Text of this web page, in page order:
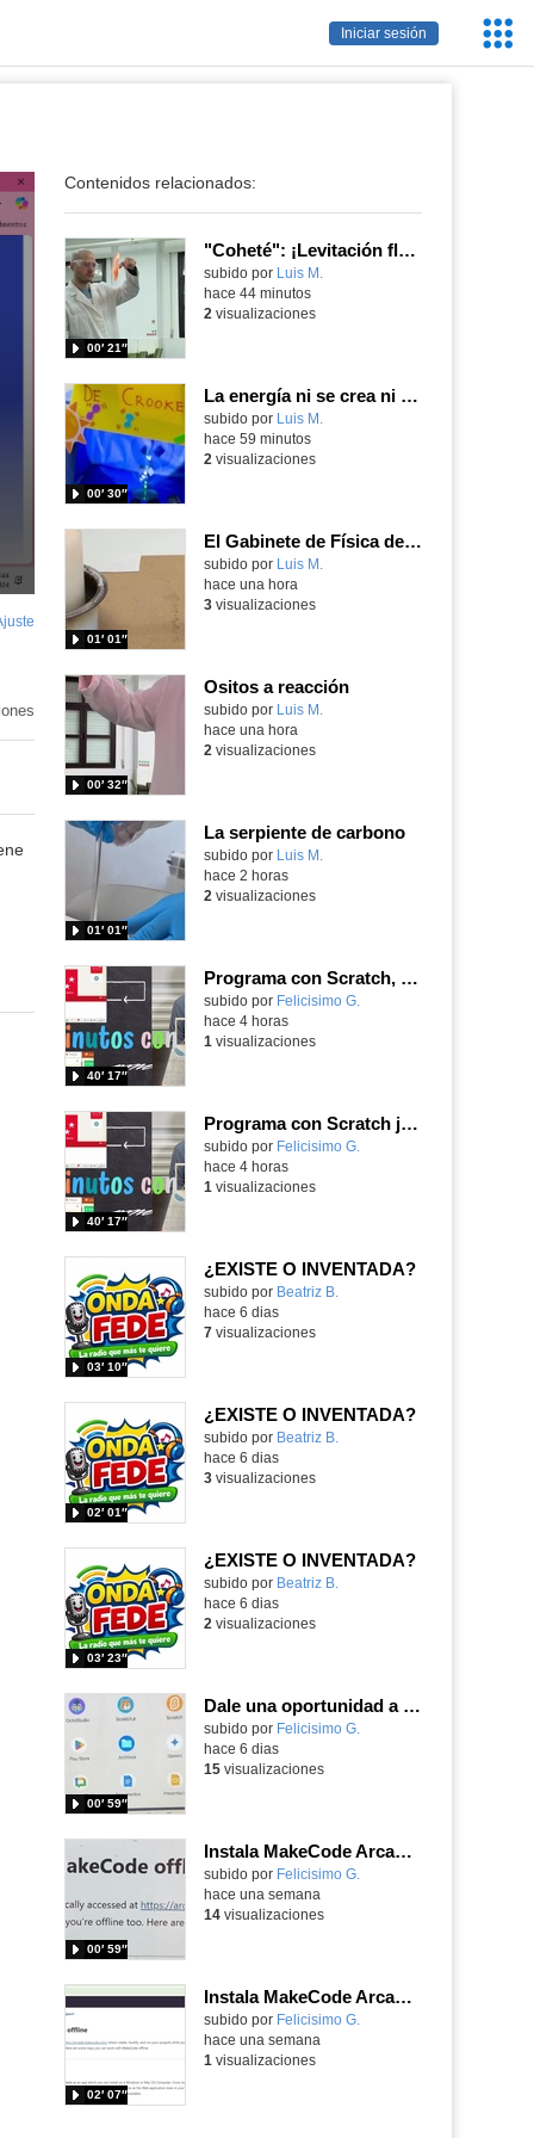
Iniciar sesión
pantalla
Contenidos relacionados:
"Coheté": ¡Levitación flamígera!
Contenido educativo.
subido por Luis M.
00′ 21″
hace 44 minutos
2 visualizaciones
La energía ni se crea ni se destruye... ¡se experimenta! El Tierno en la Feria Madrid es Ciencia 2026
Contenido educativo.
subido por Luis M.
00′ 30″
hace 59 minutos
2 visualizaciones
El Gabinete de Física del IES Enrique Tierno Galván de Parla (Curso 25-26)
Contenido educativo.
subido por Luis M.
01′ 01″
hace una hora
3visualizaciones
Ositos a reacción
Contenido educativo.
subido por Luis M.
00′ 32″
hace una hora
2 visualizaciones
La serpiente de carbono
Contenido educativo.
subido por Luis M.
01′ 01″
hace 2 horas
2 visualizaciones
Programa con Scratch, 8 diferentes juegos para vivir la emoción de los partidos de España en el mundial 2026
Contenido educativo.
subido por Felicisimo G.
40′ 17″
hace 4 horas
1 visualizaciones
Programa con Scratch juegos con los partidos del mundial 2026 ganados por España
Contenido educativo.
subido por Felicisimo G.
40′ 17″
hace 4 horas
1 visualizaciones
¿EXISTE O INVENTADA?
Contenido educativo.
subido por Beatriz B.
03′ 10″
hace 6 dias
7visualizaciones
¿EXISTE O INVENTADA?
Contenido educativo.
subido por Beatriz B.
02′ 01″
hace 6 dias
3visualizaciones
¿EXISTE O INVENTADA?
Contenido educativo.
subido por Beatriz B.
03′ 23″
hace 6 dias
2 visualizaciones
Dale una oportunidad a los Chromebooks y utiliza un proyector para realizar talleres si no tienes pantallas táctiles
Contenido educativo.
subido por Felicisimo G.
00′ 59″
hace 6 dias
15visualizaciones
Instala MakeCode Arcade para trabajar offline en tu tablet, ordenador, Chromebook
Contenido educativo.
subido por Felicisimo G.
00′ 59″
hace una semana
14visualizaciones
Instala MakeCode Arcade offline para programar grandes juegos sin necesidad de Internet
Contenido educativo.
subido por Felicisimo G.
02′ 07″
hace una semana
1 visualizaciones